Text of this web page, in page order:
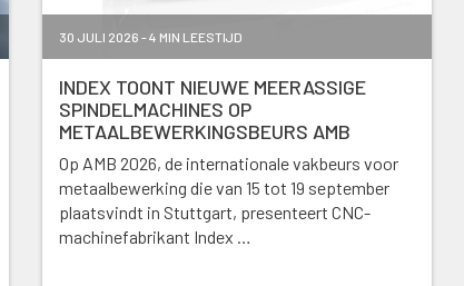
30 JULI 2026 - 4 MIN LEESTIJD
INDEX TOONT NIEUWE MEERASSIGE
SPINDELMACHINES OP
METAALBEWERKINGSBEURS AMB
Op AMB 2026, de internationale vakbeurs voor
metaalbewerking die van 15 tot 19 september
plaatsvindt in Stuttgart, presenteert CNC-
machinefabrikant Index …